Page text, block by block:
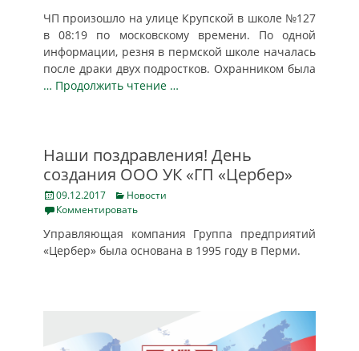
ЧП произошло на улице Крупской в школе №127
в 08:19 по московскому времени. По одной
информации, резня в пермской школе началась
после драки двух подростков. Охранником была
… Продолжить чтение …
Наши поздравления! День
создания ООО УК «ГП «Цербер»
Posted
on
09.12.2017 Categories
Новости
Комментировать
Управляющая компания Группа предприятий
«Цербер» была основана в 1995 году в Перми.